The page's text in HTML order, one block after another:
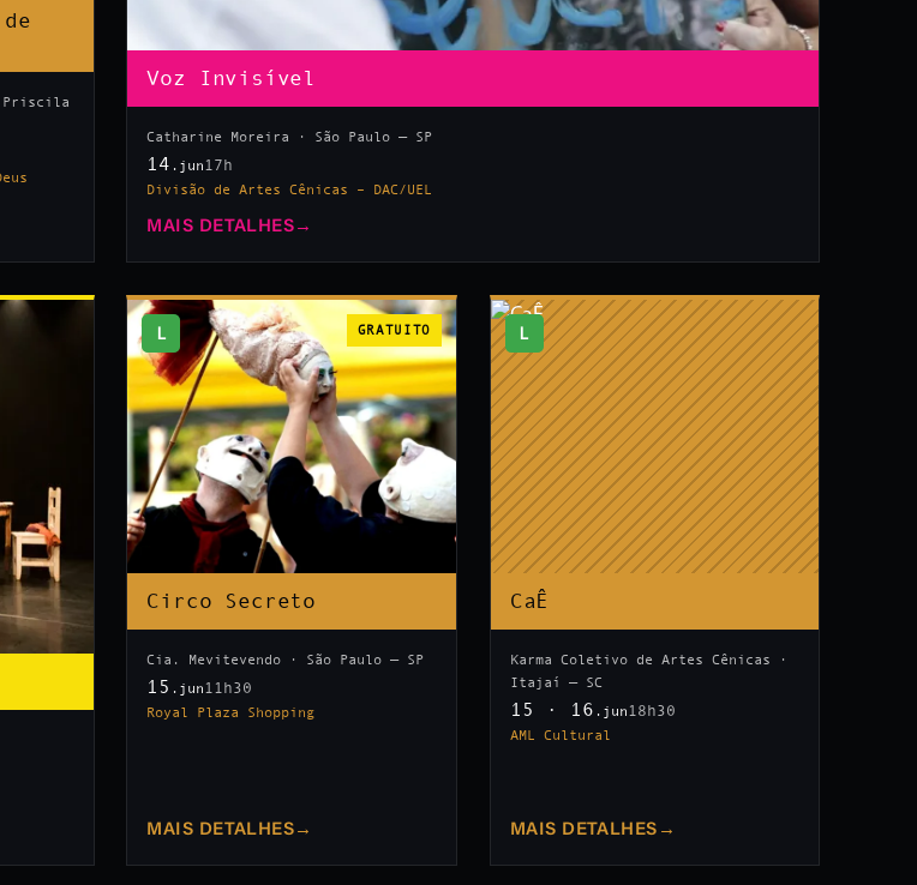
Priscila
Voz Invisível
Catharine Moreira · São Paulo — SP
14 .jun 17h
Divisão de Artes Cênicas – DAC/UEL
MAIS DETALHES →
L GRATUITO
Circo Secreto
Cia. Mevitevendo · São Paulo — SP
15 .jun11h30
Royal Plaza Shopping
MAIS DETALHES →
L
CaÊ
Karma Coletivo de Artes Cênicas ·
Itajaí — SC
15 · 16 .jun18h30
AML Cultural
MAIS DETALHES →